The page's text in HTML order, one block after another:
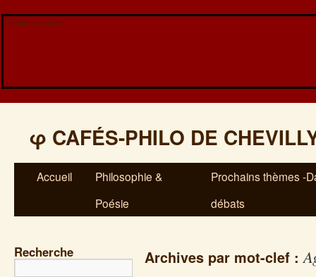
Veuillez patienter...
φ CAFÉS-PHILO DE
Accueil
Philosophie &
Poésie
Prochains thèmes -
débats
Recherche Archives par mot-clef :